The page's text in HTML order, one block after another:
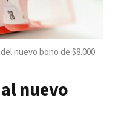
nuevo bono de $8.000
nuevo